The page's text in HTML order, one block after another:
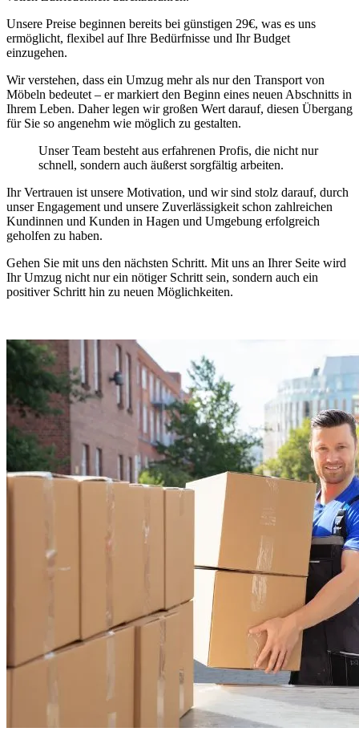
Unsere Preise beginnen bereits bei günstigen 29€, was es uns
ermöglicht, flexibel auf Ihre Bedürfnisse und Ihr Budget
einzugehen.
Wir verstehen, dass ein Umzug mehr als nur den Transport von
Möbeln bedeutet – er markiert den Beginn eines neuen Abschnitts in
Ihrem Leben. Daher legen wir großen Wert darauf, diesen Übergang
für Sie so angenehm wie möglich zu gestalten.
Unser Team besteht aus erfahrenen Profis, die nicht nur
schnell, sondern auch äußerst sorgfältig arbeiten.
Ihr Vertrauen ist unsere Motivation, und wir sind stolz darauf, durch
unser Engagement und unsere Zuverlässigkeit schon zahlreichen
Kundinnen und Kunden in Hagen und Umgebung erfolgreich
geholfen zu haben.
Gehen Sie mit uns den nächsten Schritt. Mit uns an Ihrer Seite wird
Ihr Umzug nicht nur ein nötiger Schritt sein, sondern auch ein
positiver Schritt hin zu neuen Möglichkeiten.